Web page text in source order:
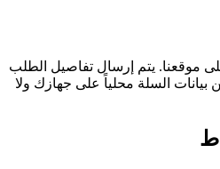
موقعنا. يتم إرسال تفاصيل الطلب
السلة محلياً على جهازك ولا